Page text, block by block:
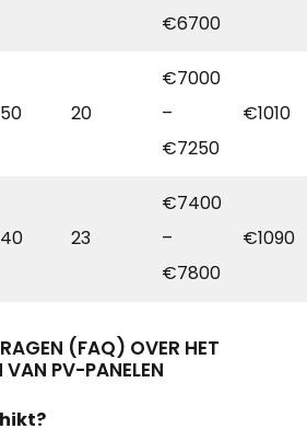
€6700
20
€7000
–
€7250
€1010
23
€7400
–
€7800
€1090
(FAQ) OVER HET
VAN PV-PANELEN